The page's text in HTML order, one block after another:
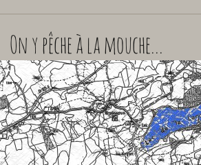
On y pêche à la mouche...